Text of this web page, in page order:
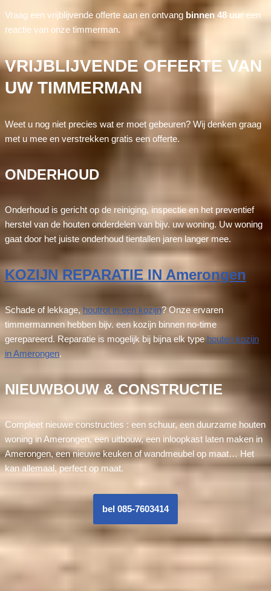
Vraag een vrijblijvende offerte aan en ontvang binnen 48 uureen
reactie van onze timmerman.
VRIJBLIJVENDE OFFERTE VAN
UW TIMMERMAN
Weet u nog niet precies wat er moet gebeuren? Wij denken graag
met u mee en verstrekken gratis een offerte.
ONDERHOUD
Onderhoud is gericht op de reiniging, inspectie en het preventief
herstel van de houten onderdelen van bijv. uw woning. Uw woning
gaat door het juiste onderhoud tientallen jaren langer mee.
KOZIJN REPARATIE IN Amerongen
Schade of lekkage, houtrot in een kozijn? Onze ervaren
timmermannen hebben bijv. een kozijn binnen no-time
gerepareerd. Reparatie is mogelijk bij bijna elk type houten kozijn
in Amerongen.
NIEUWBOUW & CONSTRUCTIE
Compleet nieuwe constructies : een schuur, een duurzame houten
woning in Amerongen, een uitbouw, een inloopkast laten maken in
Amerongen, een nieuwe keuken of wandmeubel op maat… Het
kan allemaal, perfect op maat.
bel 085-7603414